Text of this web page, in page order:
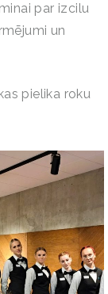
par izcilu
un
pielika roku